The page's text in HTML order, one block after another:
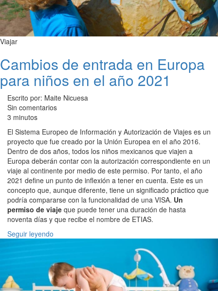
Viajar
Cambios de entrada en Europa
para niños en el año 2021
Escrito por: Maite Nicuesa
Sin comentarios
3 minutos
El Sistema Europeo de Información y Autorización de Viajes es un
proyecto que fue creado por la Unión Europea en el año 2016.
Dentro de dos años, todos los niños mexicanos que viajen a
Europa deberán contar con la autorización correspondiente en un
viaje al continente por medio de este permiso. Por tanto, el año
2021 define un punto de inflexión a tener en cuenta. Este es un
concepto que, aunque diferente, tiene un significado práctico que
podría compararse con la funcionalidad de una VISA. Un
permiso de viaje que puede tener una duración de hasta
noventa días y que recibe el nombre de ETIAS.
Seguir leyendo